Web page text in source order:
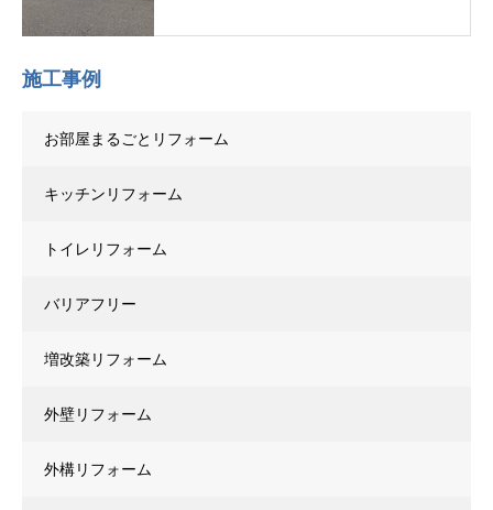
施工事例
お部屋まるごとリフォーム
キッチンリフォーム
トイレリフォーム
バリアフリー
増改築リフォーム
外壁リフォーム
外構リフォーム